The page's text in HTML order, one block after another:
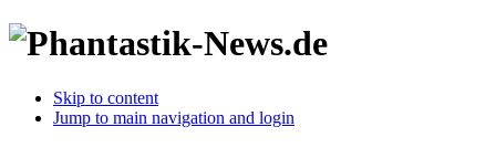
Skip to content
Jump to main navigation and login